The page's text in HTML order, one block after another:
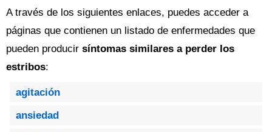
A través de los siguientes enlaces, puedes acceder a
páginas que contienen un listado de enfermedades que
pueden producir síntomas similares a perder los
estribos:
agitación
ansiedad